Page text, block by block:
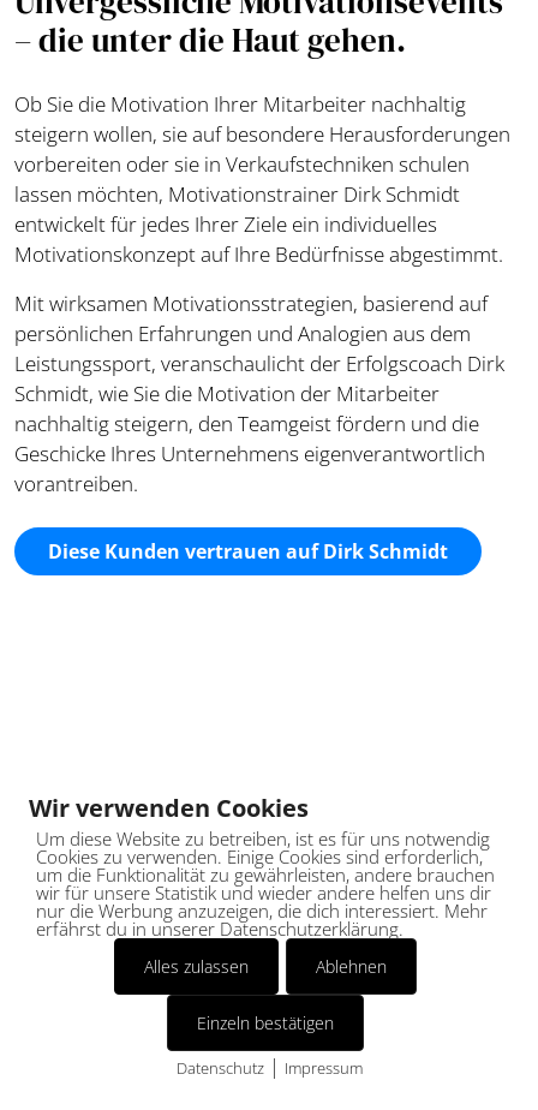
– die unter die Haut gehen.
Ob Sie die Motivation Ihrer Mitarbeiter nachhaltig
steigern wollen, sie auf besondere Herausforderungen
vorbereiten oder sie in Verkaufstechniken schulen
lassen möchten, Motivationstrainer Dirk Schmidt
entwickelt für jedes Ihrer Ziele ein individuelles
Motivationskonzept auf Ihre Bedürfnisse abgestimmt.
Mit wirksamen Motivationsstrategien, basierend auf
persönlichen Erfahrungen und Analogien aus dem
Leistungssport, veranschaulicht der Erfolgscoach Dirk
Schmidt, wie Sie die Motivation der Mitarbeiter
nachhaltig steigern, den Teamgeist fördern und die
Geschicke Ihres Unternehmens eigenverantwortlich
vorantreiben.
Diese Kunden vertrauen auf Dirk Schmidt
Wir verwenden Cookies
Um diese Website zu betreiben, ist es für uns notwendig
Cookies zu verwenden. Einige Cookies sind erforderlich,
um die Funktionalität zu gewährleisten, andere brauchen
wir für unsere Statistik und wieder andere helfen uns dir
nur die Werbung anzuzeigen, die dich interessiert. Mehr
erfährst du in unserer Datenschutzerklärung.
Alles zulassen Ablehnen
Einzeln bestätigen
Datenschutz| Impressum